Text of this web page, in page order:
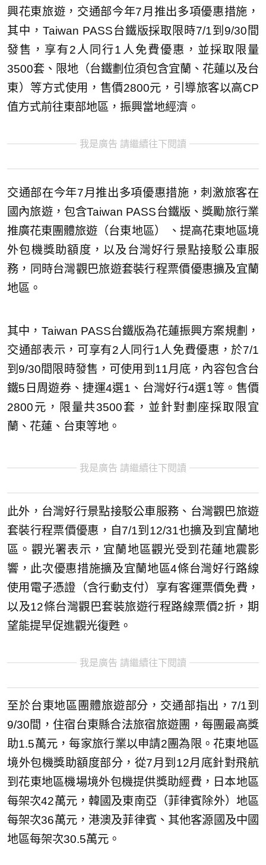
興花東旅遊，交通部今年7月推出多項優惠措施，
其中，Taiwan PASS台鐵版採取限時7/1到9/30間
發售，享有2人同行1人免費優惠，並採取限量
3500套、限地（台鐵劃位須包含宜蘭、花蓮以及台
東）等方式使用，售價2800元，引導旅客以高CP
值方式前往東部地區，振興當地經濟。
我是廣告 請繼續往下閱讀
交通部在今年7月推出多項優惠措施，刺激旅客在
國內旅遊，包含Taiwan PASS台鐵版、獎勵旅行業
推廣花東團體旅遊（台東地區） 、提高花東地區境
外包機獎助額度，以及台灣好行景點接駁公車服
務，同時台灣觀巴旅遊套裝行程票價優惠擴及宜蘭
地區。
其中，Taiwan PASS台鐵版為花蓮振興方案規劃，
交通部表示，可享有2人同行1人免費優惠，於7/1
到9/30間限時發售，可使用到11月底，內容包含台
鐵5日周遊券、捷運4選1、台灣好行4選1等。售價
2800元，限量共3500套，並針對劃座採取限宜
蘭、花蓮、台東等地。
我是廣告 請繼續往下閱讀
此外，台灣好行景點接駁公車服務、台灣觀巴旅遊
套裝行程票價優惠，自7/1到12/31也擴及到宜蘭地
區。觀光署表示，宜蘭地區觀光受到花蓮地震影
響，此次優惠措施擴及宜蘭地區4條台灣好行路線
使用電子憑證（含行動支付）享有客運票價免費，
以及12條台灣觀巴套裝旅遊行程路線票價2折，期
望能提早促進觀光復甦。
我是廣告 請繼續往下閱讀
至於台東地區團體旅遊部分，交通部指出，7/1到
9/30間，住宿台東縣合法旅宿旅遊團，每團最高獎
助1.5萬元，每家旅行業以申請2團為限。花東地區
境外包機獎助額度部分，從7月到12月底針對飛航
到花東地區機場境外包機提供獎助經費，日本地區
每架次42萬元，韓國及東南亞（菲律賓除外）地區
每架次36萬元，港澳及菲律賓、其他客源國及中國
地區每架次30.5萬元。